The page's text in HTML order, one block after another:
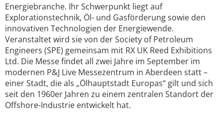
Energiebranche. Ihr Schwerpunkt liegt auf
Explorationstechnik, Öl- und Gasförderung sowie den
innovativen Technologien der Energiewende.
Veranstaltet wird sie von der Society of Petroleum
Engineers (SPE) gemeinsam mit RX UK Reed Exhibitions
Ltd. Die Messe findet all zwei Jahre im September im
modernen P&J Live Messezentrum in Aberdeen statt –
einer Stadt, die als „Ölhauptstadt Europas“ gilt und sich
seit den 1960er Jahren zu einem zentralen Standort der
Offshore-Industrie entwickelt hat.